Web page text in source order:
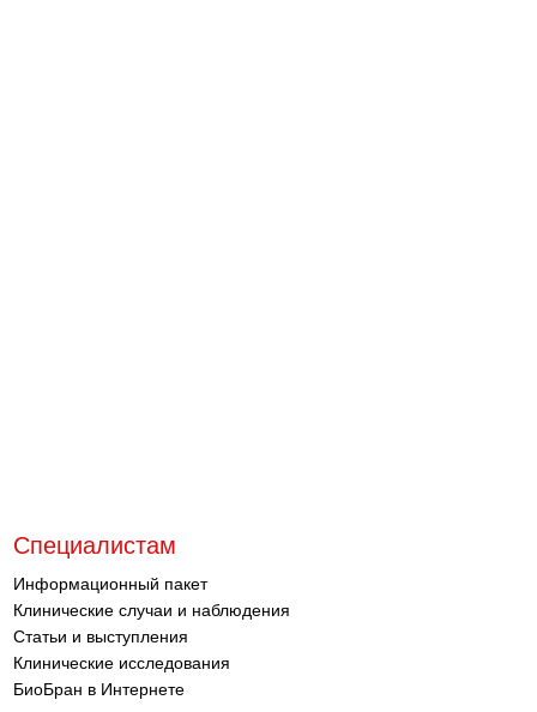
Специалистам
Информационный пакет
Клинические случаи и наблюдения
Статьи и выступления
Клинические исследования
БиоБран в Интернете